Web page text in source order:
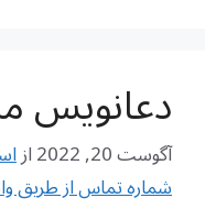
دعانویس
آگوست 20, 2022 از
شماره تماس از طریق واتس آپ